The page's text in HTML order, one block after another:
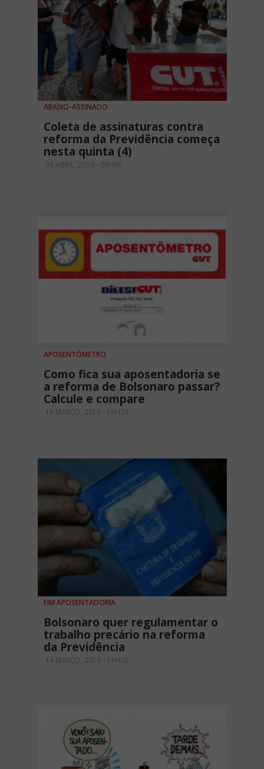
ABAIXO-ASSINADO
Coleta de assinaturas contra
reforma da Previdência começa
nesta quinta (4)
03 ABRIL, 2019 - 09H00
APOSENTÔMETRO
Como fica sua aposentadoria se
a reforma de Bolsonaro passar?
Calcule e compare
18 MARÇO, 2019 - 13H29
FIM APOSENTADORIA
Bolsonaro quer regulamentar o
trabalho precário na reforma
da Previdência
14 MARÇO, 2019 - 11H02